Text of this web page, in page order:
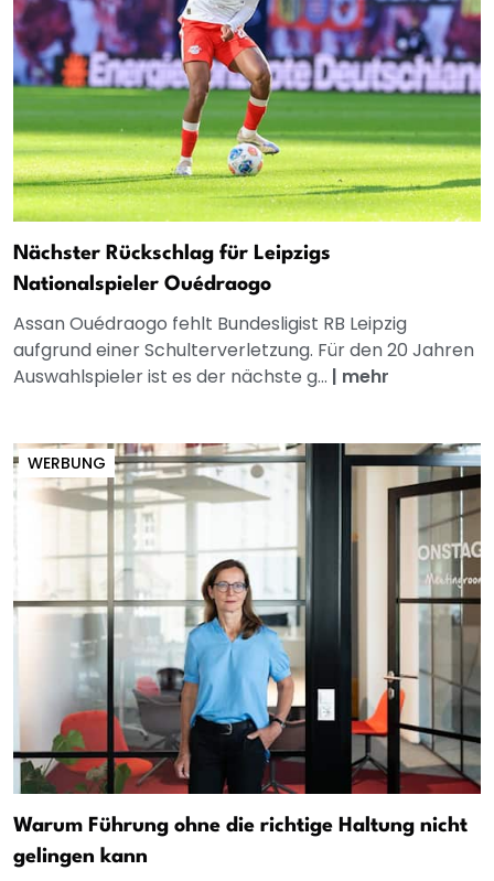
Nächster Rückschlag für Leipzigs
Nationalspieler Ouédraogo
Assan Ouédraogo fehlt Bundesligist RB Leipzig
aufgrund einer Schulterverletzung. Für den 20 Jahren
Auswahlspieler ist es der nächste g... | mehr
WERBUNG
Warum Führung ohne die richtige Haltung nicht
gelingen kann